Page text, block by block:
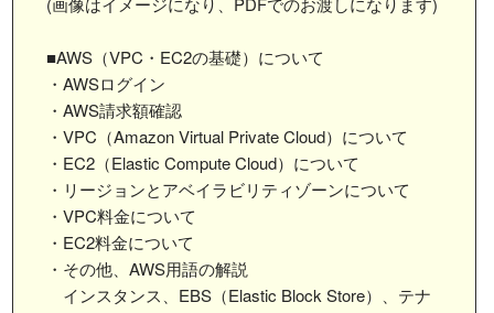
■AWS（VPC・EC2の基礎）について
・AWSログイン
・AWS請求額確認
・VPC（Amazon Virtual Private Cloud）について
・EC2（Elastic Compute Cloud）について
・リージョンとアベイラビリティゾーンについて
・VPC料金について
・EC2料金について
・その他、AWS用語の解説
インスタンス、EBS（Elastic Block Store）、テナ